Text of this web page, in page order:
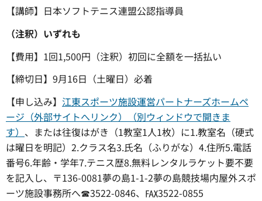
【講師】日本ソフトテニス連盟公認指導員
（注釈）いずれも
【費用】1回1,500円（注釈）初回に全額を一括払い
【締切日】9月16日（土曜日）必着
【申し込み】 江東スポーツ施設運営パートナーズホームペ
ージ（外部サイトへリンク）（別ウィンドウで開きま
す） 、または往復はがき（1教室1人1枚）に1.教室名（硬式
は曜日を明記）2.クラス名3.氏名（ふりがな）4.住所5.電話
番号6.年齢・学年7.テニス歴8.無料レンタルラケット要不要
を記入し、〒136-0081夢の島1-1-2夢の島競技場内屋外スポ
ーツ施設事務所へ☎3522-0846、℻3522-0855